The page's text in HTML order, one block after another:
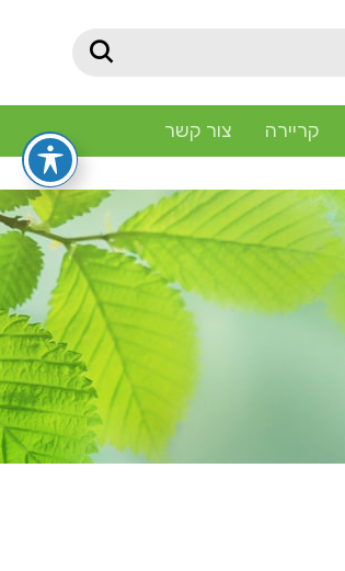
קריירה צור קשר